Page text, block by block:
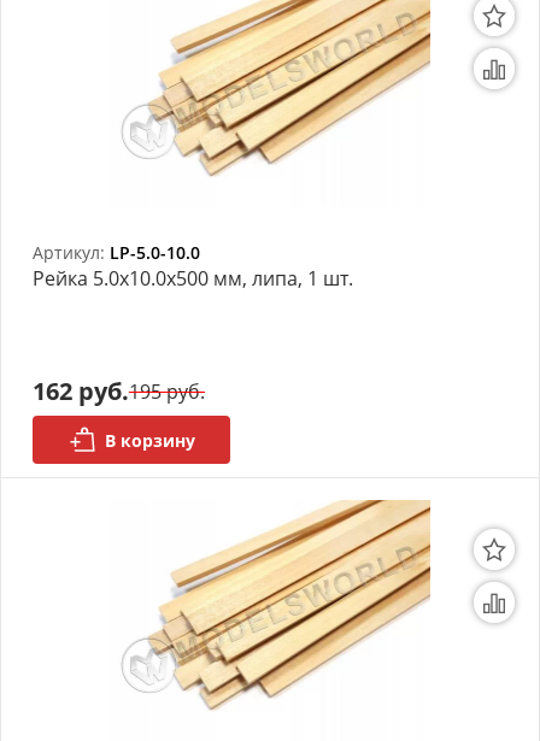
Артикул: LP-5.0-10.0
Рейка 5.0х10.0x500 мм, липа, 1 шт.
162 руб.195 руб.
В корзину